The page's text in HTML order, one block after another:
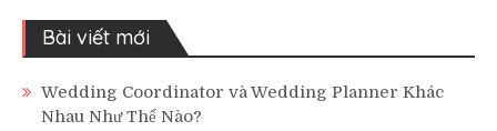
Bài viết mới
Wedding Coordinator và Wedding Planner Khác
Nhau Như Thế Nào?